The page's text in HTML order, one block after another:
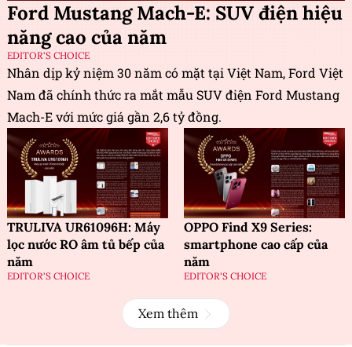
Ford Mustang Mach-E: SUV điện hiệu
năng cao của năm
EDITOR'S CHOICE
Nhân dịp kỷ niệm 30 năm có mặt tại Việt Nam, Ford Việt
Nam đã chính thức ra mắt mẫu SUV điện Ford Mustang
Mach-E với mức giá gần 2,6 tỷ đồng.
TRULIVA UR61096H: Máy
lọc nước RO âm tủ bếp của
năm
EDITOR'S CHOICE
OPPO Find X9 Series:
smartphone cao cấp của
năm
EDITOR'S CHOICE
Xem thêm